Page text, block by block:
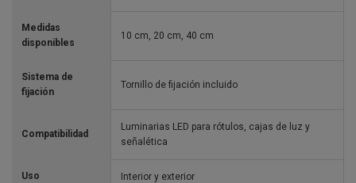
Medidas
disponibles
10 cm, 20 cm, 40 cm
Sistema de
fijación
Tornillo de fijación incluido
Compatibilidad
Luminarias LED para rótulos, cajas de luz y
señalética
Uso Interior y exterior